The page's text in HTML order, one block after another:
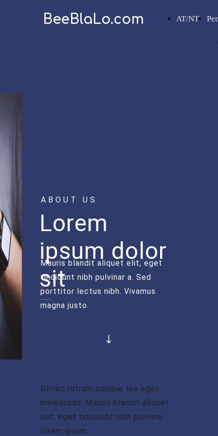
AT/NT
BeeBlaLo.com
ABOUT US
Lorem
ipsum dolor
sit
Mauris blandit aliquet elit, eget
tincidunt nibh pulvinar a. Sed
porttitor lectus nibh. Vivamus
magna justo.
Donec rutrum congue leo eget
malesuada. Mauris blandit aliquet
elit, eget tincidunt nibh pulvinar
lorem ipsum.